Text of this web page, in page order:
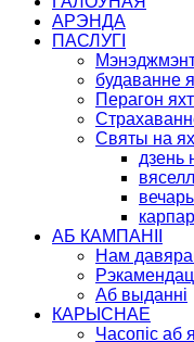
АРЭНДА
ПАСЛУГІ
будаванне
Перагон яхт
Святы на
дзень
АБ КАМПАНІІ
Нам
Аб выданні
КАРЫСНАЕ
Часопіс аб